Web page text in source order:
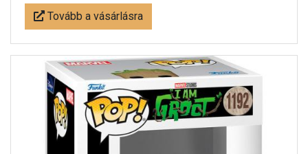
Tovább a vásárlásra